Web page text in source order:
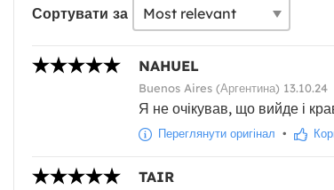
Сортувати за
NAHUEL
Buenos Aires (Аргентина) 13.10.24
Я не очікував, що вийде і
Переглянути оригінал •
TAIR